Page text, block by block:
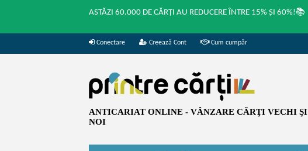
ASTĂZI 60.000 DE CĂRȚI AU REDUCERE ÎNTRE 15% ȘI 60%!📚
Conectare Creează Cont Cum cumpăr
ANTICARIAT ONLINE - VÂNZARE CĂRŢI VECHI ŞI
NOI